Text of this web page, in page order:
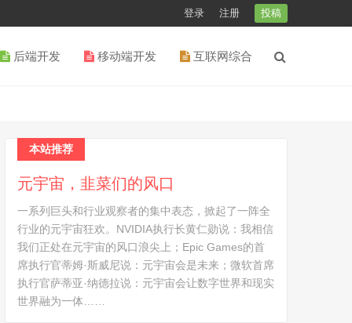
登录 注册 投稿
后端开发 移动端开发 互联网综合
本站推荐
元宇宙，韭菜们的风口
一系列巨头和行业观察者的集中表态，掀起了一阵全
行业的元宇宙狂欢。NVIDIA执行长黄仁勋说：我相信
我们正处在元宇宙的风口浪尖上；Epic Games的首
席执行官蒂姆·斯威尼说：元宇宙会是未来；微软首席
执行官萨蒂亚·纳德拉说：元宇宙会让数字世界和现实
世界融为一体……